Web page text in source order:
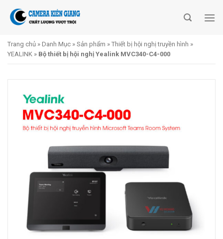
Trang chủ » Danh Mục » Sản phẩm » Thiết bị hội nghị truyền hình »
YEALINK » Bộ thiết bị hội nghị Yealink MVC340-C4-000